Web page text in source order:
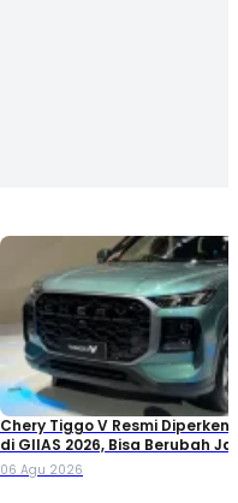
Chery Tiggo V Resmi
di GIIAS 2026, Bisa Berubah
Double Cabin
06 Agu 2026